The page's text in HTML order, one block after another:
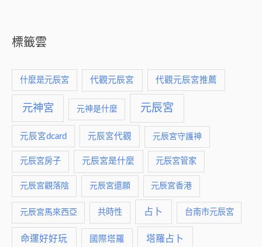
標籤雲
什麼是元辰宮 代觀元辰宮 代觀元辰宮推薦
元神宮 元神是什麼 元辰宮
元辰宮dcard 元辰宮代觀 元辰宮守護神
元辰宮房子 元辰宮是什麼 元辰宮管家
元辰宮觀落陰 元辰宮還願 元辰宮香港
元辰宮馬來西亞 共時性 占卜 台南市元辰宮
命運好好玩 國際塔羅 塔羅占卜